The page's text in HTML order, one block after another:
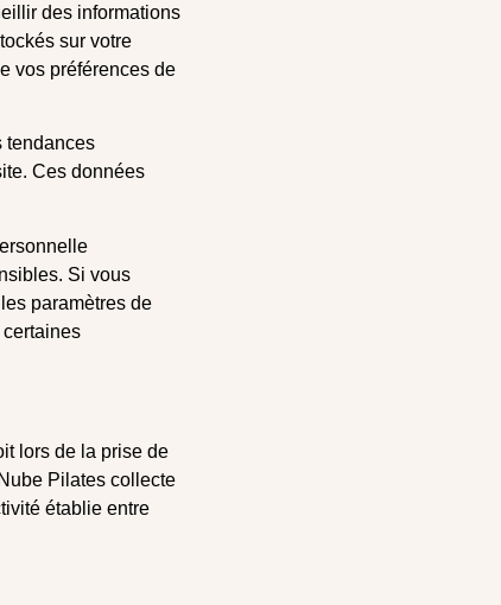
des informations
sur votre
vos préférences de
tendances
Ces données
Si vous
paramètres de
lors de la prise de
Pilates collecte
établie entre